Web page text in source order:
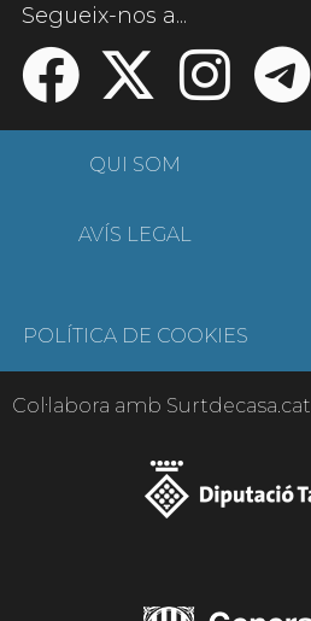
Segueix-nos a...
QUI SOM
AVÍS LEGAL
POLÍTICA DE COOKIES
Col·labora amb Surtdecasa.cat